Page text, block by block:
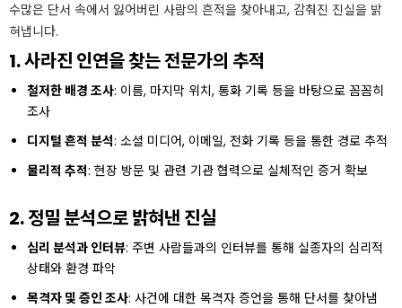
수많은 단서 속에서 잃어버린 사람의 흔적을 찾아내고, 감춰진 진실을 밝
혀냅니다.
1. 사라진 인연을 찾는 전문가의 추적
철저한 배경 조사: 이름, 마지막 위치, 통화 기록 등을 바탕으로 꼼꼼히
조사
디지털 흔적 분석: 소셜 미디어, 이메일, 전화 기록 등을 통한 경로 추적
물리적 추적: 현장 방문 및 관련 기관 협력으로 실체적인 증거 확보
2. 정밀 분석으로 밝혀낸 진실
심리 분석과 인터뷰: 주변 사람들과의 인터뷰를 통해 실종자의 심리적
상태와 환경 파악
목격자 및 증인 조사: 사건에 대한 목격자 증언을 통해 단서를 찾아냄